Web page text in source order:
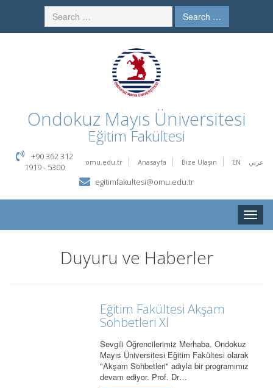
Search …
Ondokuz Mayıs Üniversitesi
Eğitim Fakültesi
omu.edu.tr Anasayfa Bize Ulaşın EN عربي
+90 362 312
1919 - 5300
egitimfakultesi@omu.edu.tr
Toggle
Duyuru ve Haberler
Eğitim Fakültesi Akşam
Sohbetleri XI
Sevgili Öğrencilerimiz Merhaba. Ondokuz
Mayıs Üniversitesi Eğitim Fakültesi olarak
"Akşam Sohbetleri" adıyla bir programımız
devam ediyor. Prof. Dr…